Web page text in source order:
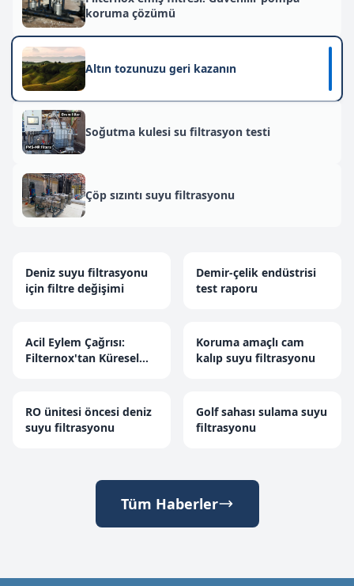
koruma çözümü
Altın tozunuzu geri kazanın
Soğutma kulesi su filtrasyon testi
Çöp sızıntı suyu filtrasyonu
Deniz suyu filtrasyonu
için filtre değişimi
Demir-çelik endüstrisi
test raporu
Acil Eylem Çağrısı:
Filternox'tan Küresel
Koruma amaçlı cam
kalıp suyu filtrasyonu
RO ünitesi öncesi deniz
suyu filtrasyonu
Golf sahası sulama suyu
filtrasyonu
Tüm Haberler